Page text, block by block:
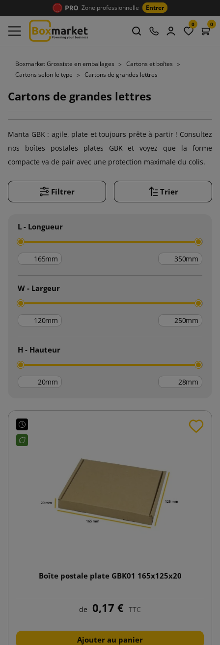
Zone professionnelle Entrer
0 0
Boxmarket Grossiste en emballages
Cartons et boîtes
Cartons selon le type
Cartons de grandes lettres
Cartons de grandes lettres
Manta GBK : agile, plate et toujours prête à partir ! Consultez
nos boîtes postales plates GBK et voyez que la forme
compacte va de pair avec une protection maximale du colis.
Filtrer Trier
L - Longueur
mm mm
W - Largeur
mm mm
H - Hauteur
mm mm
Boîte postale plate GBK01 165x125x20
de 0,17 € TTC
Ajouter au panier